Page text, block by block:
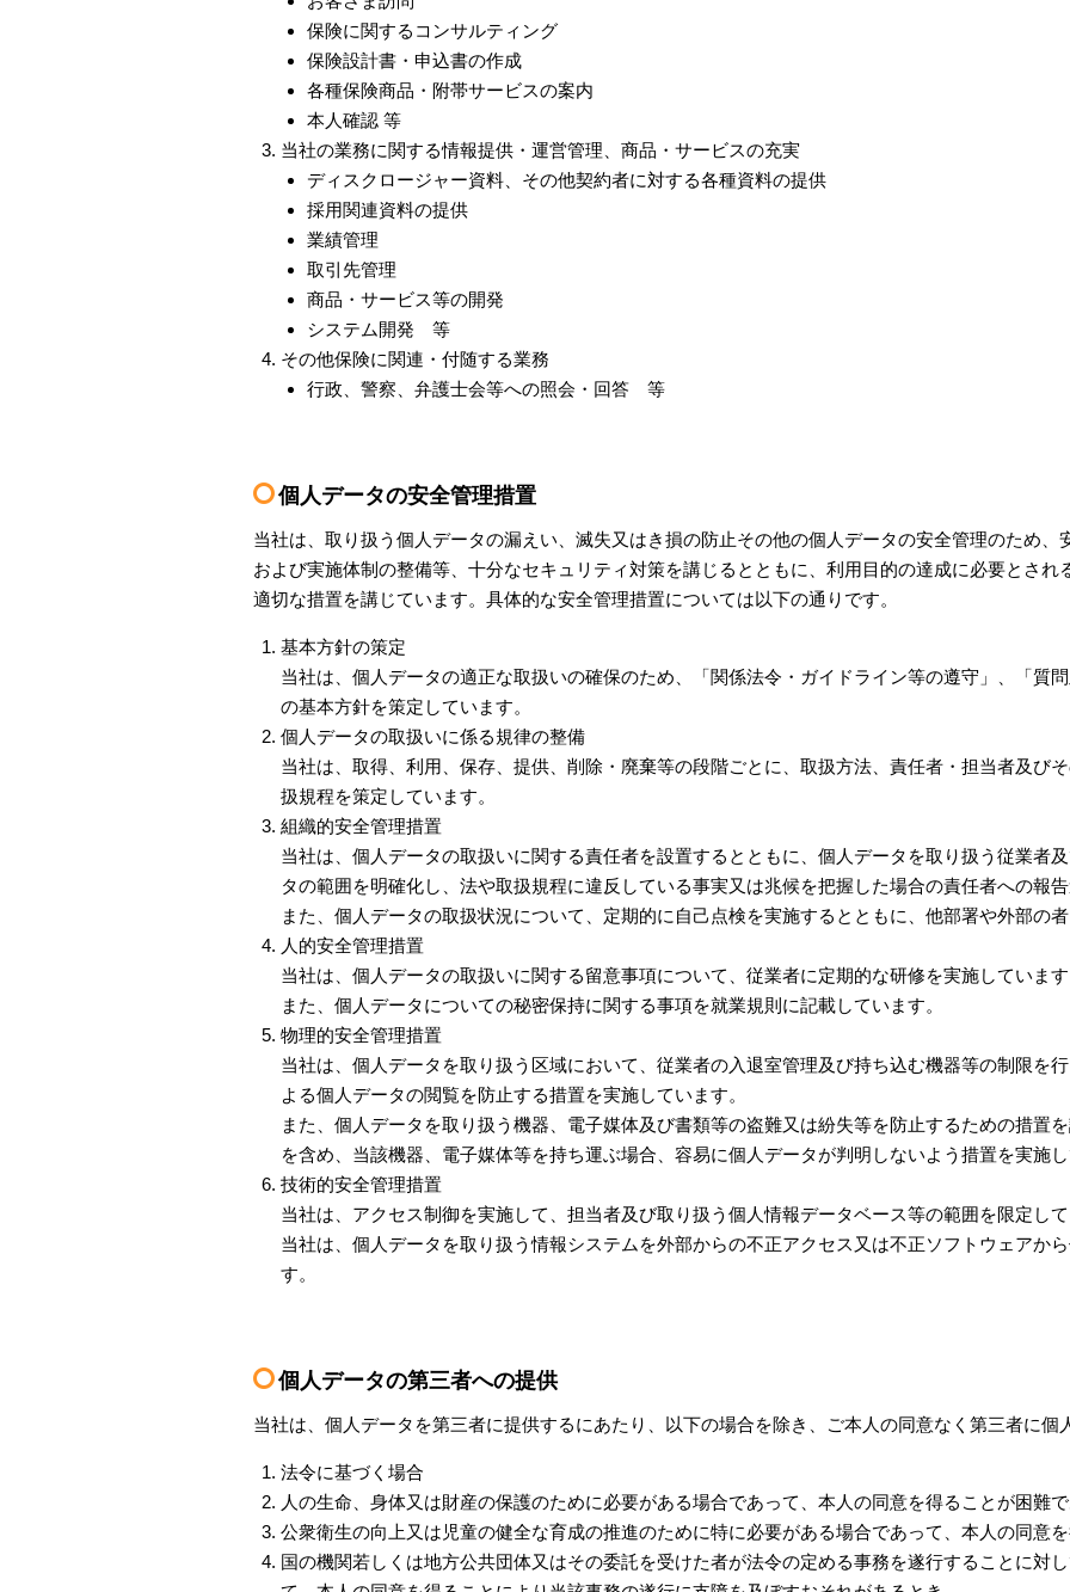
保険に関するコンサルティング
保険設計書・申込書の作成
各種保険商品・附帯サービスの案内
本人確認 等
当社の業務に関する情報提供・運営管理、商品・サービスの充実
ディスクロージャー資料、その他契約者に対する各種資料の提供
採用関連資料の提供
業績管理
取引先管理
商品・サービス等の開発
システム開発 等
その他保険に関連・付随する業務
行政、警察、弁護士会等への照会・回答 等
個人データの安全管理措置
当社は、取り扱う個人データの漏えい、滅失又はき損の防止その他の個人データの安全管理のため、
および実施体制の整備等、十分なセキュリティ対策を講じるとともに、利用目的の達成に必要とされ
適切な措置を講じています。具体的な安全管理措置については以下の通りです。
基本方針の策定
当社は、個人データの適正な取扱いの確保のため、「関係法令・ガイドライン等の遵守」、「質
の基本方針を策定しています。
個人データの取扱いに係る規律の整備
当社は、取得、利用、保存、提供、削除・廃棄等の段階ごとに、取扱方法、責任者・担当者及び
扱規程を策定しています。
組織的安全管理措置
当社は、個人データの取扱いに関する責任者を設置するとともに、個人データを取り扱う従業者
タの範囲を明確化し、法や取扱規程に違反している事実又は兆候を把握した場合の責任者への報
また、個人データの取扱状況について、定期的に自己点検を実施するとともに、他部署や外部の
人的安全管理措置
当社は、個人データの取扱いに関する留意事項について、従業者に定期的な研修を実施していま
また、個人データについての秘密保持に関する事項を就業規則に記載しています。
物理的安全管理措置
当社は、個人データを取り扱う区域において、従業者の入退室管理及び持ち込む機器等の制限を
よる個人データの閲覧を防止する措置を実施しています。
また、個人データを取り扱う機器、電子媒体及び書類等の盗難又は紛失等を防止するための措置
を含め、当該機器、電子媒体等を持ち運ぶ場合、容易に個人データが判明しないよう措置を実施
技術的安全管理措置
当社は、アクセス制御を実施して、担当者及び取り扱う個人情報データベース等の範囲を限定し
当社は、個人データを取り扱う情報システムを外部からの不正アクセス又は不正ソフトウェアか
す。
個人データの第三者への提供
当社は、個人データを第三者に提供するにあたり、以下の場合を除き、ご本人の同意なく第三者に個
法令に基づく場合
人の生命、身体又は財産の保護のために必要がある場合であって、本人の同意を得ることが困難
公衆衛生の向上又は児童の健全な育成の推進のために特に必要がある場合であって、本人の同意
国の機関若しくは地方公共団体又はその委託を受けた者が法令の定める事務を遂行することに対